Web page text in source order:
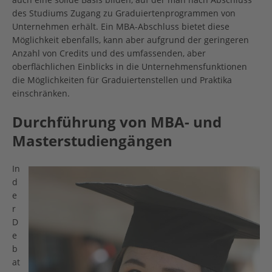
des Studiums Zugang zu Graduiertenprogrammen von
Unternehmen erhält. Ein MBA-Abschluss bietet diese
Möglichkeit ebenfalls, kann aber aufgrund der geringeren
Anzahl von Credits und des umfassenden, aber
oberflächlichen Einblicks in die Unternehmensfunktionen
die Möglichkeiten für Graduiertenstellen und Praktika
einschränken.
Durchführung von MBA- und
Masterstudiengängen
In
d
e
r
D
e
b
at